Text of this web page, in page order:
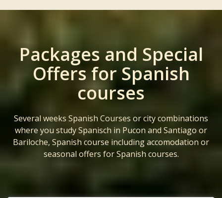
Packages and Special
Offers for Spanish
courses
Several weeks Spanish Courses or city combinations
where you study Spanisch in Pucon and Santiago or
Bariloche, Spanish course including accomodation or
seasonal offers for Spanish courses.